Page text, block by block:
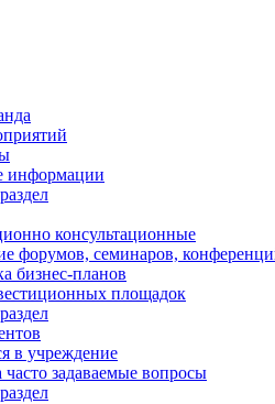
информации
консультационные
форумов, семинаров,
бизнес-планов
площадок
в учреждение
задаваемые вопросы